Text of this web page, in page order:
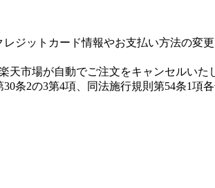
ジットカード情報やお支払い方法の変
市場が自動でご注文をキャンセルいた
条2の3第4項、同法施行規則第54条1項